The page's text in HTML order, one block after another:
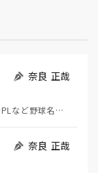
奈良 正哉
夏の甲子園が始まった。その裏側で、広陵やPLなど野球名門校（だった）の不祥事のその後について、「熱…
奈良 正哉